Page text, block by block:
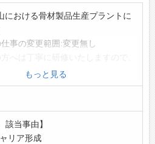
における骨材製品生産プラントに
事の変更範囲:変更無し
。
細及び労働条件の詳細について
ます。
もっと見る
該当事由】
リア形成